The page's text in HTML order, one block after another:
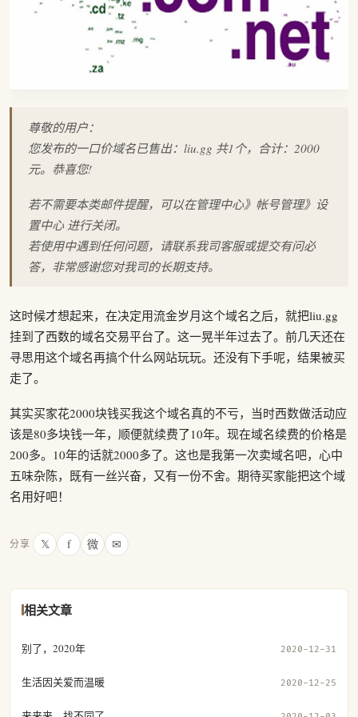
尊敬的用户：
您发布的一口价域名已售出：liu.gg 共1个，合计：2000
元。恭喜您!
若不需要本类邮件提醒，可以在管理中心》帐号管理》设
置中心 进行关闭。
若使用中遇到任何问题，请联系我司客服或提交有问必
答，非常感谢您对我司的长期支持。
这时候才想起来，在决定用流金岁月这个域名之后，就把liu.gg
挂到了西数的域名交易平台了。这一晃半年过去了。前几天还在
寻思用这个域名再搞个什么网站玩玩。还没有下手呢，结果被买
走了。
其实买家花2000块钱买我这个域名真的不亏，当时西数做活动应
该是80多块钱一年，顺便就续费了10年。现在域名续费的价格是
200多。10年的话就2000多了。这也是我第一次卖域名吧，心中
五味杂陈，既有一丝兴奋，又有一份不舍。期待买家能把这个域
名用好吧！
分享 𝕏 f 微 ✉
相关文章
别了，2020年 2020-12-31
生活因关爱而温暖 2020-12-25